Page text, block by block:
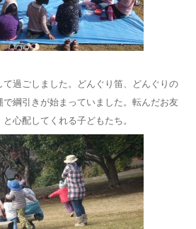
過ごしました。どんぐり笛、どんぐりの
綱引きが始まっていました。転んだお友
心配してくれる子どもたち。